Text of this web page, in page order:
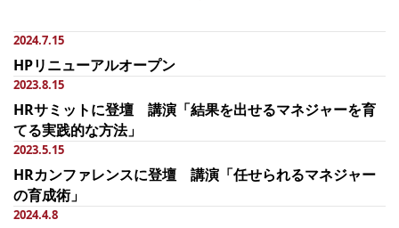
2024.7.15
HPリニューアルオープン
2023.8.15
HRサミットに登壇 講演「結果を出せるマネジャーを育
てる実践的な方法」
2023.5.15
HRカンファレンスに登壇 講演「任せられるマネジャー
の育成術」
2024.4.8